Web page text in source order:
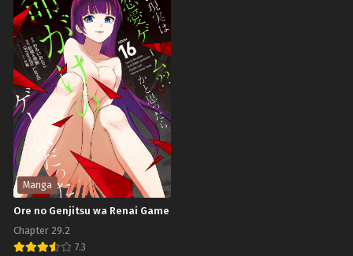
Chapter 86
มีนาคม 15, 2025
Chapter 84
มีนาคม 15, 2025
Chapter 82
มีนาคม 15, 2025
Chapter 80
มีนาคม 15, 2025
Chapter 78
มีนาคม 15, 2025
Chapter 76
ฮาเร็ม
ยอด
นัก
ตอก
วีรบุรุษ
ปีศาจ
Manga
Ore no Genjitsu wa Renai Game
Chapter 29.2
7.3